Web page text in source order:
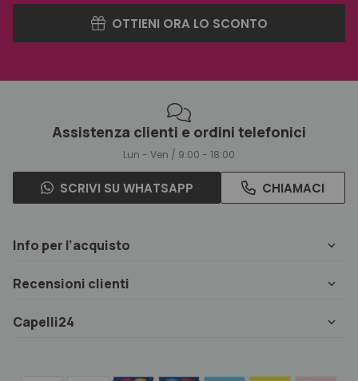
OTTIENI ORA LO SCONTO
Assistenza clienti e ordini telefonici
Lun - Ven / 9:00 - 18:00
SCRIVI SU WHATSAPP CHIAMACI
Info per l’acquisto
Recensioni clienti
Capelli24